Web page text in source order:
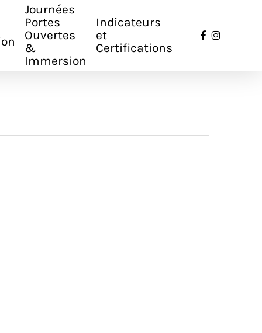
Journées
Portes
Ouvertes
&
Immersion
Indicateurs
et
Certifications
facebook